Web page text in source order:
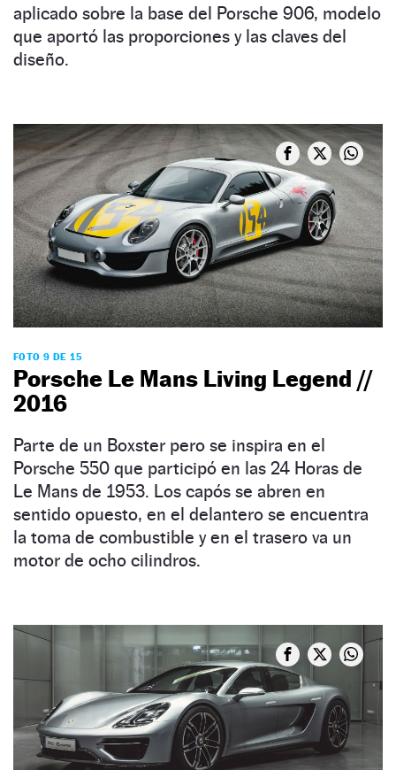
aplicado sobre la base del Porsche 906, modelo
que aportó las proporciones y las claves del
diseño.
FOTO 9 DE 15
Porsche Le Mans Living Legend //
2016
Parte de un Boxster pero se inspira en el
Porsche 550 que participó en las 24 Horas de
Le Mans de 1953. Los capós se abren en
sentido opuesto, en el delantero se encuentra
la toma de combustible y en el trasero va un
motor de ocho cilindros.